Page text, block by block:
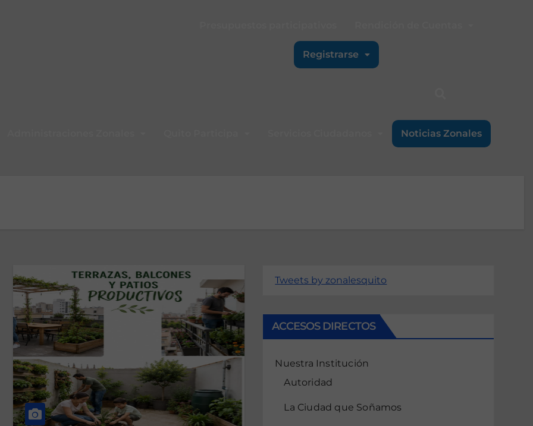
Registrarse
Noticias Zonales
Tweets by zonalesquito
ACCESOS DIRECTOS
Nuestra Institución
Autoridad
La Ciudad que Soñamos